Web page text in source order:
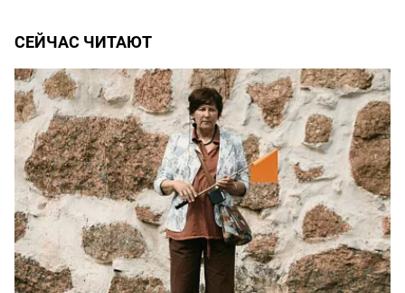
СЕЙЧАС ЧИТАЮТ